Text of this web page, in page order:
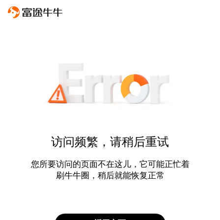
访问频繁，请稍后重试
您所要访问的页面不在这儿，它可能正忙着
刷牛牛圈，稍后就能恢复正常